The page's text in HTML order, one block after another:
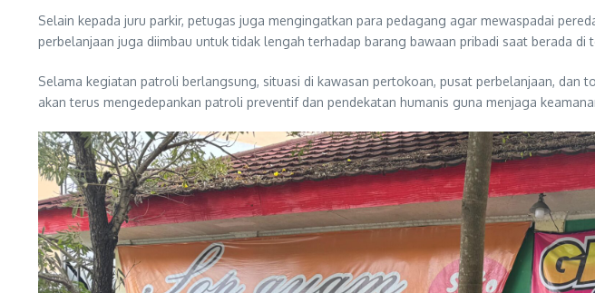
Selain kepada juru parkir, petugas juga mengingatkan para pedagang agar mewaspadai
perbelanjaan juga diimbau untuk tidak lengah terhadap barang bawaan pribadi saat berada di
Selama kegiatan patroli berlangsung, situasi di kawasan pertokoan, pusat perbelanjaan, dan
akan terus mengedepankan patroli preventif dan pendekatan humanis guna menjaga